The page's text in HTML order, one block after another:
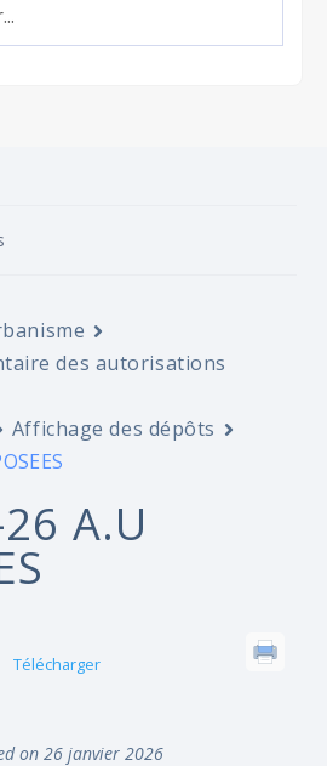
des autorisations
Affichage des dépôts
A.U
Télécharger
on 26 janvier 2026